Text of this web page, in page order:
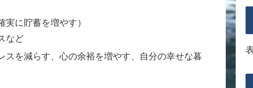
に貯蓄を増やす）
など
を減らす、心の余裕を増やす、自分の幸せな暮